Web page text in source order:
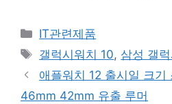
카
테
리
IT관련제품
태
그
갤럭시워치 10, 삼성 갤
애플워치 12 출시일 크기
46mm 42mm 유출 루머